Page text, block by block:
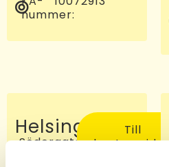
nummer:
Helsingborg
Södergatan
Till